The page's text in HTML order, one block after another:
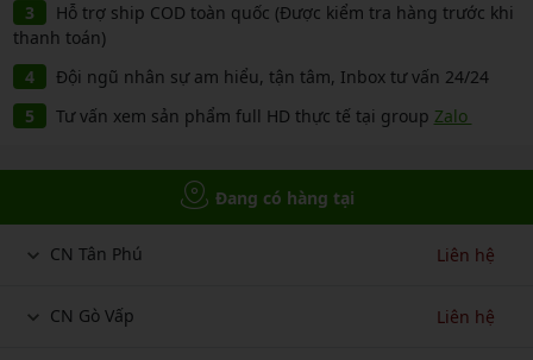
Hỗ trợ ship COD toàn quốc (Được kiểm tra hàng trước khi
thanh toán)
Đội ngũ nhân sự am hiểu, tận tâm, Inbox tư vấn 24/24
Tư vấn xem sản phẩm full HD thực tế tại group Zalo
Đang có hàng tại
CN Tân Phú Liên hệ
CN Gò Vấp Liên hệ